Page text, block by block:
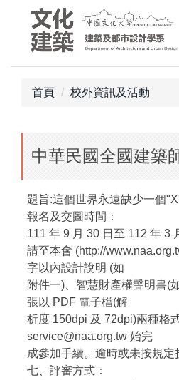
首頁 校外資訊及活動
中華民國全國建築
題旨:這個世界永遠缺少一個
報名及交圖時間：
111 年 9 月 30 日至 112 年 3
請至本會 (http://
字以內設計說明 (如
附件一)、智慧財產權聲明書(
張以 PDF 電子檔(解
析度 150dpi 及 72dpi)兩種格
service@naa.org.tw 始完
成參加手續。逾時或未按規定
七、評審方式：